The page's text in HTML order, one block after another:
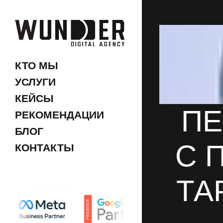
КТО МЫ
УСЛУГИ
КЕЙСЫ
РЕКОМЕНДАЦИИ
БЛОГ
КОНТАКТЫ
С